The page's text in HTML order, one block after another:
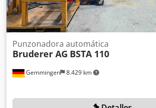
Gemmingen 8.429 km
Punzonadora automática
Bruderer AG BSTA 110